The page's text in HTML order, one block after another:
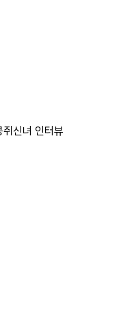
신녀 인터뷰